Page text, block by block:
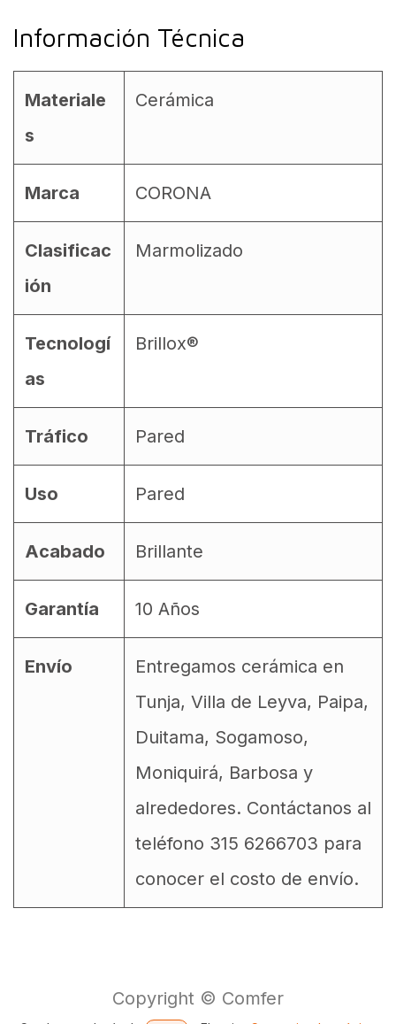
Información Técnica
Materiale
s
Cerámica
Marca CORONA
Clasificac
ión
Marmolizado
Tecnologí
as
Brillox®
Tráfico Pared
Uso Pared
Acabado Brillante
Garantía 10 Años
Envío
Entregamos cerámica en
Tunja, Villa de Leyva, Paipa,
Duitama, Sogamoso,
Moniquirá, Barbosa y
alrededores. Contáctanos al
teléfono 315 6266703 para
conocer el costo de envío.
Copyright © Comfer